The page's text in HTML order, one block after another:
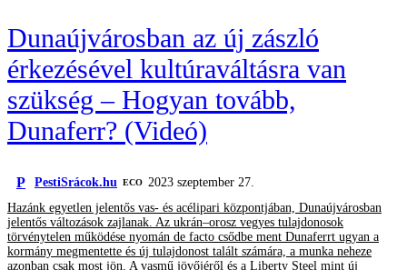
Dunaújvárosban az új zászló
érkezésével kultúraváltásra van
szükség – Hogyan tovább,
Dunaferr? (Videó)
P PestiSrácok.hu ECO 2023 szeptember 27.
Hazánk egyetlen jelentős vas- és acélipari központjában, Dunaújvárosban
jelentős változások zajlanak. Az ukrán–orosz vegyes tulajdonosok
törvénytelen működése nyomán de facto csődbe ment Dunaferrt ugyan a
kormány megmentette és új tulajdonost talált számára, a munka neheze
azonban csak most jön. A vasmű jövőjéről és a Liberty Steel mint új